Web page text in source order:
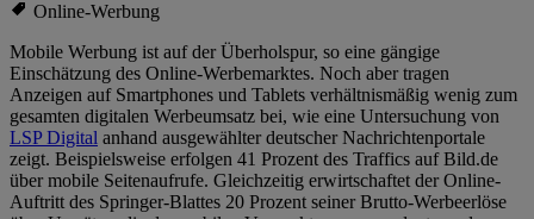
Online-Werbung
Mobile Werbung ist auf der Überholspur, so eine gängige
Einschätzung des Online-Werbemarktes. Noch aber tragen
Anzeigen auf Smartphones und Tablets verhältnismäßig wenig zum
gesamten digitalen Werbeumsatz bei, wie eine Untersuchung von
LSP Digital anhand ausgewählter deutscher Nachrichtenportale
zeigt. Beispielsweise erfolgen 41 Prozent des Traffics auf Bild.de
über mobile Seitenaufrufe. Gleichzeitig erwirtschaftet der Online-
Auftritt des Springer-Blattes 20 Prozent seiner Brutto-Werbeerlöse